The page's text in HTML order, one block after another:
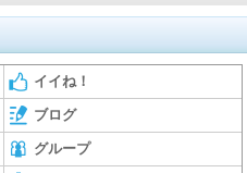
イイね！
ブログ
グループ